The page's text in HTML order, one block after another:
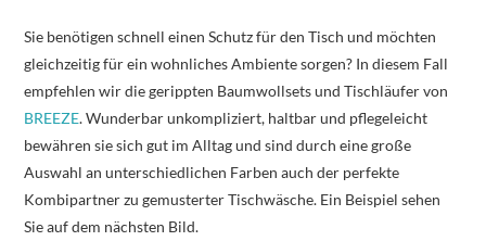
Sie benötigen schnell einen Schutz für den Tisch und möchten
gleichzeitig für ein wohnliches Ambiente sorgen? In diesem Fall
empfehlen wir die gerippten Baumwollsets und Tischläufer von
BREEZE. Wunderbar unkompliziert, haltbar und pflegeleicht
bewähren sie sich gut im Alltag und sind durch eine große
Auswahl an unterschiedlichen Farben auch der perfekte
Kombipartner zu gemusterter Tischwäsche. Ein Beispiel sehen
Sie auf dem nächsten Bild.